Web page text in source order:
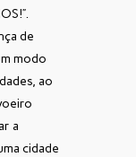
de
modo
ao
a
cidade